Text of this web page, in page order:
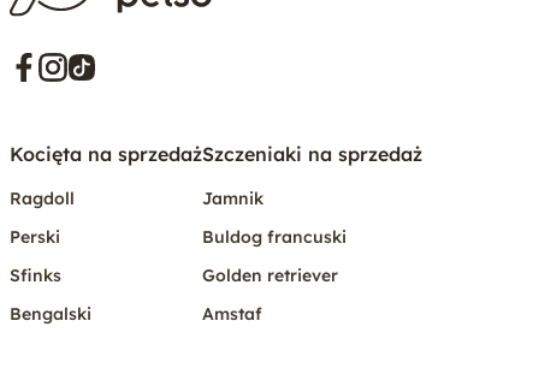
Kocięta na sprzedaż
Ragdoll
Perski
Sfinks
Bengalski
Szczeniaki na sprzedaż
Jamnik
Buldog francuski
Golden retriever
Amstaf